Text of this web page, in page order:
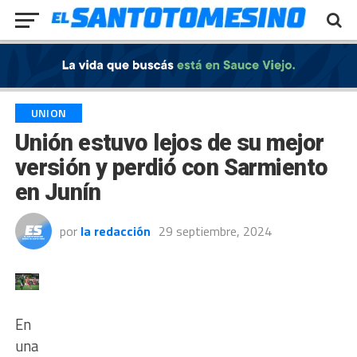
UNION
Unión estuvo lejos de su mejor
versión y perdió con Sarmiento
en Junín
por la redacción 29 septiembre, 2024
En
una
Exit mobile version